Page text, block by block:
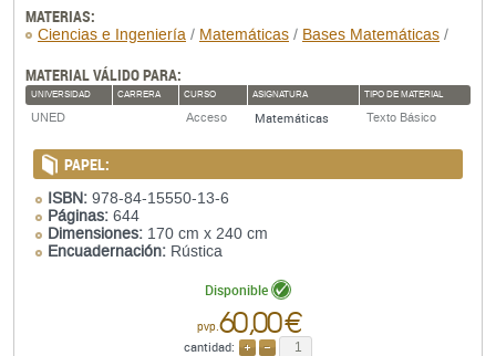
MATERIAS:
Ciencias e Ingeniería / Matemáticas / Bases Matemáticas /
MATERIAL VÁLIDO PARA:
UNIVERSIDAD CARRERA CURSO ASIGNATURA TIPO DE MATERIAL
UNED Acceso Matemáticas Texto Básico
PAPEL:
ISBN: 978-84-15550-13-6
Páginas: 644
Dimensiones: 170 cm x 240 cm
Encuadernación: Rústica
Disponible
pvp. 60,00 €
cantidad: